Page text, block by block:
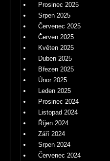
Prosinec 2025
Srpen 2025
Červenec 2025
Červen 2025
Květen 2025
Duben 2025
Březen 2025
Únor 2025
Leden 2025
Prosinec 2024
Listopad 2024
Říjen 2024
Září 2024
Srpen 2024
Červenec 2024